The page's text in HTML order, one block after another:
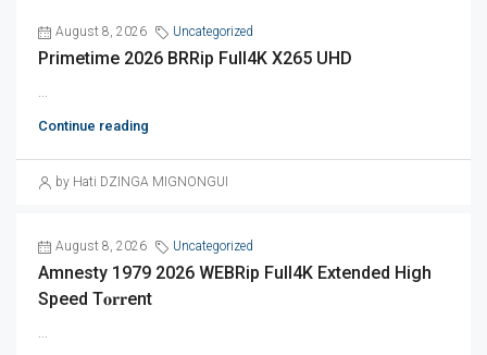
August 8, 2026 Uncategorized
Primetime 2026 BRRip Full4K X265 UHD
...
Continue reading
by Hati DZINGA MIGNONGUI
August 8, 2026 Uncategorized
Amnesty 1979 2026 WEBRip Full4K Extended High
Speed T𝐨𝐫𝐫ent
...